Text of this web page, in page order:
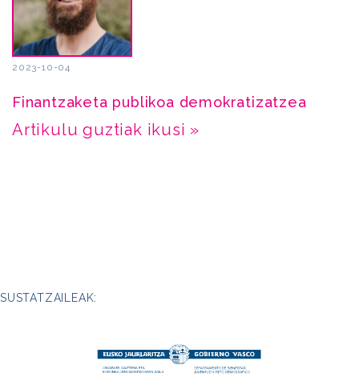
2023-10-04
Finantzaketa publikoa demokratizatzea
Artikulu guztiak ikusi »
SUSTATZAILEAK: